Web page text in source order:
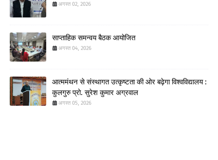
अगस्त 02, 2026
साप्ताहिक समन्वय बैठक आयोजित
अगस्त 04, 2026
आत्ममंथन से संस्थागत उत्कृष्टता की ओर बढ़ेगा विश्वविद्यालय :
कुलगुरु प्रो. सुरेश कुमार अग्रवाल
अगस्त 05, 2026